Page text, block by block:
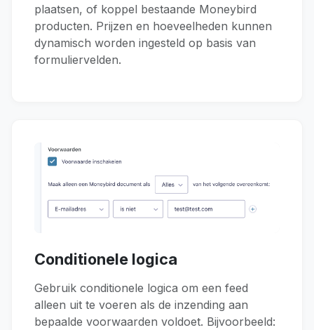
plaatsen, of koppel bestaande Moneybird
producten. Prijzen en hoeveelheden kunnen
dynamisch worden ingesteld op basis van
formuliervelden.
Conditionele logica
Gebruik conditionele logica om een feed
alleen uit te voeren als de inzending aan
bepaalde voorwaarden voldoet. Bijvoorbeeld: